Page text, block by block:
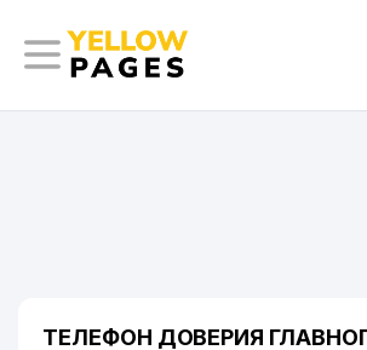
ТЕЛЕФОН ДОВЕРИЯ